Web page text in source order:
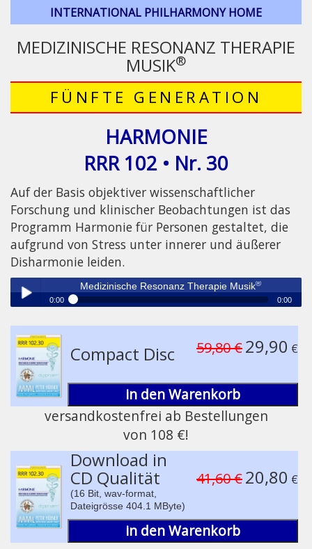
INTERNATIONAL PHILHARMONY HOME
MEDIZINISCHE RESONANZ THERAPIE
MUSIK®
FÜNFTE GENERATION
HARMONIE
RRR 102 • Nr. 30
Auf der Basis objektiver wissenschaftlicher
Forschung und klinischer Beobachtungen ist das
Programm Harmonie für Personen gestaltet, die
aufgrund von Stress unter innerer und äußerer
Disharmonie leiden.
Play /
Medizinische Resonanz Therapie Musik®
0:00 0:00
Compact Disc 59,80 €29,90 €
in den Warenkorb
versandkostenfrei ab Bestellungen
von 108 €!
Download in
CD Qualität
(16 Bit, wav-format,
Dateigrösse 404.1 MByte)
41,60 €20,80 €
in den Warenkorb